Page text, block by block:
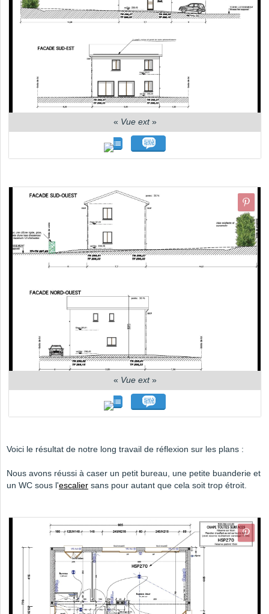
« Vue ext»
« Vue ext»
Voici le résultat de notre long travail de réflexion sur les plans :
Nous avons réussi à caser un petit bureau, une petite buanderie et
un WC sous l'escalier sans pour autant que cela soit trop étroit.